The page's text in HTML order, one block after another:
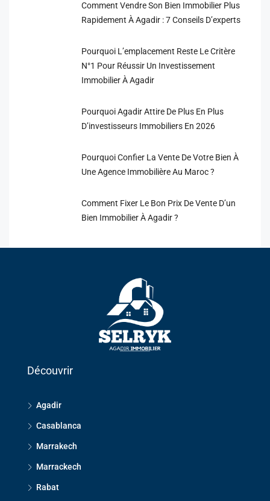
Comment Vendre Son Bien Immobilier Plus
Rapidement À Agadir : 7 Conseils D’experts
Pourquoi L’emplacement Reste Le Critère
N°1 Pour Réussir Un Investissement
Immobilier À Agadir
Pourquoi Agadir Attire De Plus En Plus
D’investisseurs Immobiliers En 2026
Pourquoi Confier La Vente De Votre Bien À
Une Agence Immobilière Au Maroc ?
Comment Fixer Le Bon Prix De Vente D’un
Bien Immobilier À Agadir ?
Découvrir
Agadir
Casablanca
Marrakech
Marrackech
Rabat